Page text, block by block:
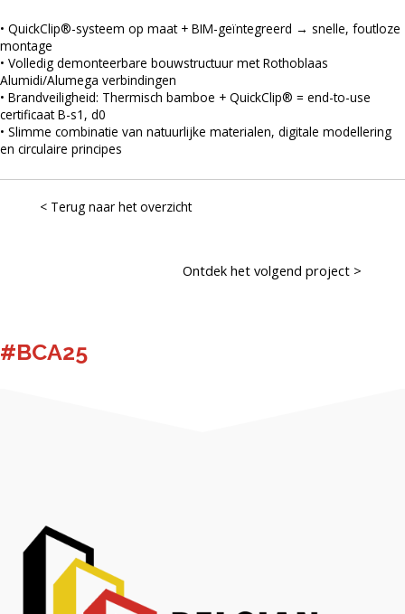
• QuickClip®-systeem op maat + BIM-geïntegreerd → snelle, foutloze
montage
• Volledig demonteerbare bouwstructuur met Rothoblaas
Alumidi/Alumega verbindingen
• Brandveiligheid: Thermisch bamboe + QuickClip® = end-to-use
certificaat B-s1, d0
• Slimme combinatie van natuurlijke materialen, digitale modellering
en circulaire principes
< Terug naar het overzicht
Ontdek het volgend project >
#BCA25